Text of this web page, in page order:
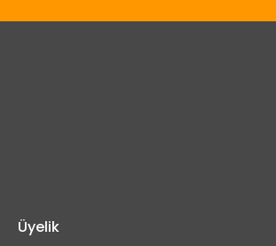
Üyelik